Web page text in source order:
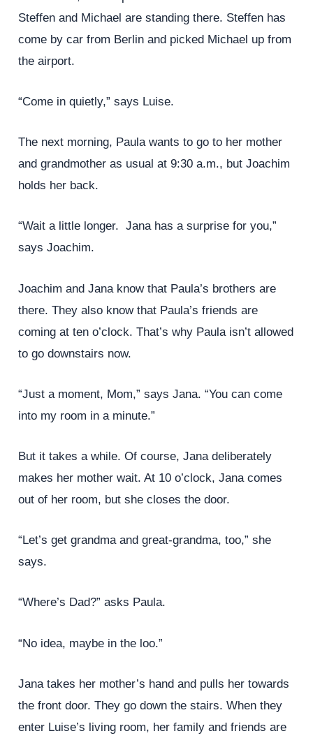
Steffen and Michael are standing there. Steffen has
come by car from Berlin and picked Michael up from
the airport.
“Come in quietly,” says Luise.
The next morning, Paula wants to go to her mother
and grandmother as usual at 9:30 a.m., but Joachim
holds her back.
“Wait a little longer. Jana has a surprise for you,”
says Joachim.
Joachim and Jana know that Paula’s brothers are
there. They also know that Paula’s friends are
coming at ten o’clock. That’s why Paula isn’t allowed
to go downstairs now.
“Just a moment, Mom,” says Jana. “You can come
into my room in a minute.”
But it takes a while. Of course, Jana deliberately
makes her mother wait. At 10 o’clock, Jana comes
out of her room, but she closes the door.
“Let’s get grandma and great-grandma, too,” she
says.
“Where’s Dad?” asks Paula.
“No idea, maybe in the loo.”
Jana takes her mother’s hand and pulls her towards
the front door. They go down the stairs. When they
enter Luise’s living room, her family and friends are